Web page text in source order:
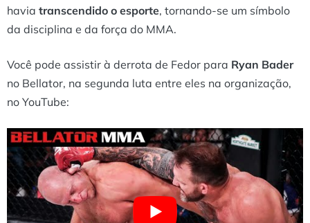
havia transcendido o esporte, tornando-se um símbolo
da disciplina e da força do MMA.
Você pode assistir à derrota de Fedor para Ryan Bader
no Bellator, na segunda luta entre eles na organização,
no YouTube: